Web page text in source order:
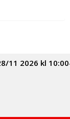
11 2026 kl